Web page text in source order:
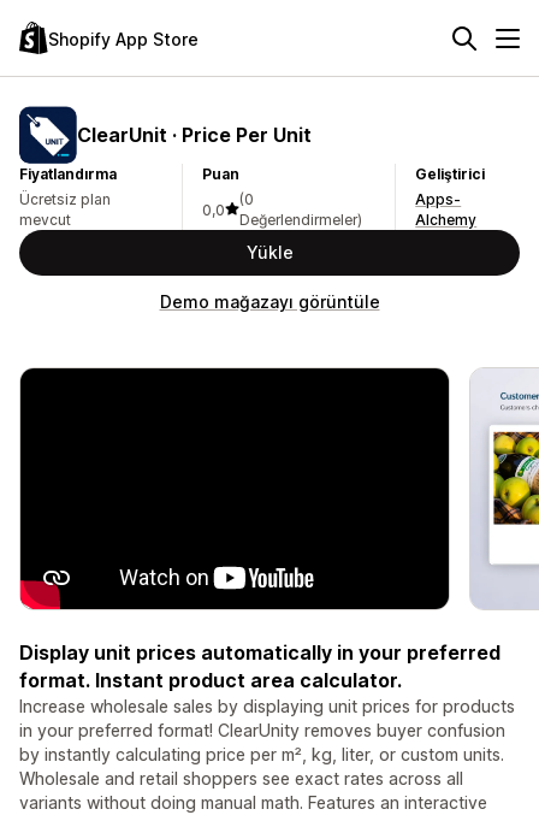
Shopify App Store
ClearUnit · Price Per Unit
Fiyatlandırma
Ücretsiz plan
mevcut
Puan
0,0
(0
Değerlendirmeler)
Geliştirici
Apps-
Alchemy
Yükle
Demo mağazayı görüntüle
Display unit prices automatically in your preferred
format. Instant product area calculator.
Increase wholesale sales by displaying unit prices for products
in your preferred format! ClearUnity removes buyer confusion
by instantly calculating price per m², kg, liter, or custom units.
Wholesale and retail shoppers see exact rates across all
variants without doing manual math. Features an interactive